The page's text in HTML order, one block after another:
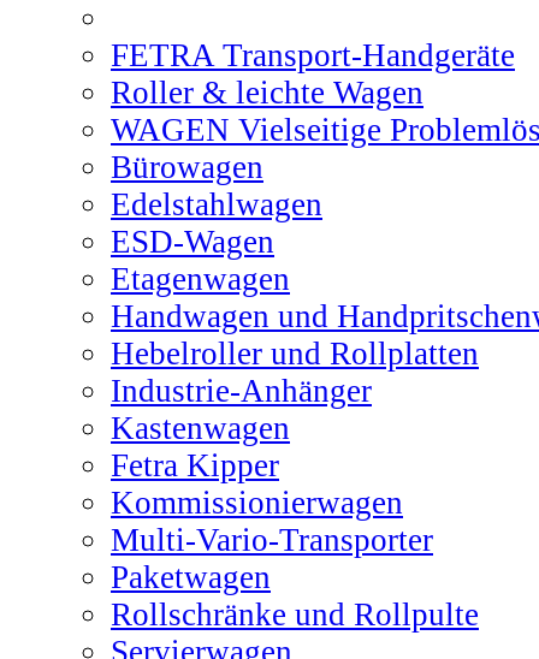
FETRA Transport-Handgeräte
Roller & leichte Wagen
WAGEN Vielseitige
Bürowagen
Edelstahlwagen
ESD-Wagen
Etagenwagen
Handwagen und
Hebelroller und Rollplatten
Industrie-Anhänger
Kastenwagen
Fetra Kipper
Kommissionierwagen
Multi-Vario-Transporter
Paketwagen
Rollschränke und Rollpulte
Servierwagen